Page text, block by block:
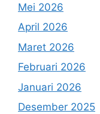
Mei 2026
April 2026
Maret 2026
Februari 2026
Januari 2026
Desember 2025